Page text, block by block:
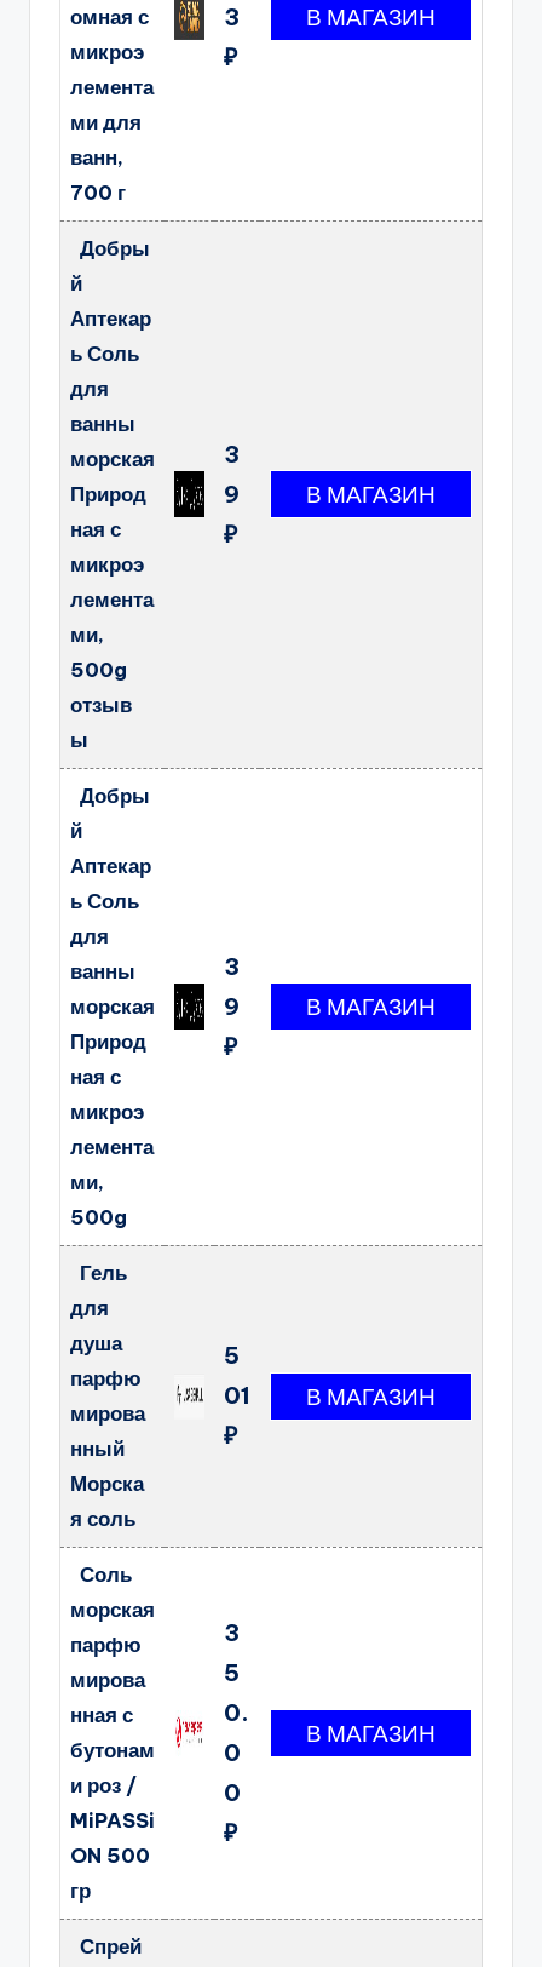
омная с
микроэ
лемента
ми для
ванн,
700 г
3
₽
Добры
й
Аптекар
ь Соль
для
ванны
морская
Природ
ная с
микроэ
лемента
ми,
500g
отзыв
ы
3
9
₽
Добры
й
Аптекар
ь Соль
для
ванны
морская
Природ
ная с
микроэ
лемента
ми,
500g
3
9
₽
Гель
для
душа
парфю
мирова
нный
Морска
я соль
5
01
₽
Соль
морская
парфю
мирова
нная с
бутонам
и роз /
MiPASSi
ON 500
гр
3
5
0.
0
0
₽
Спрей